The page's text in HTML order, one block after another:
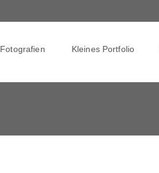
Fotografien Kleines Portfolio